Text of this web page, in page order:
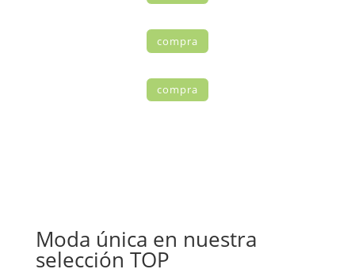
compra
compra
Moda única en nuestra
selección TOP